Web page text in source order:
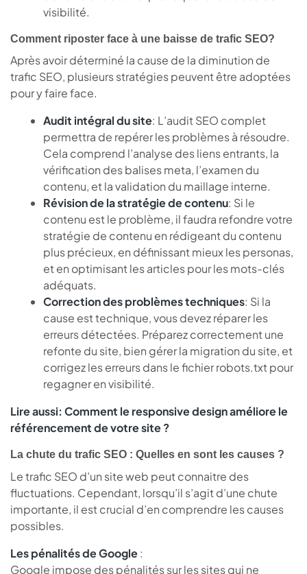
visibilité.
Comment riposter face à une baisse de trafic SEO?
Après avoir déterminé la cause de la diminution de
trafic SEO, plusieurs stratégies peuvent être adoptées
pour y faire face.
Audit intégral du site: L’audit SEO complet
permettra de repérer les problèmes à résoudre.
Cela comprend l’analyse des liens entrants, la
vérification des balises meta, l’examen du
contenu, et la validation du maillage interne.
Révision de la stratégie de contenu: Si le
contenu est le problème, il faudra refondre votre
stratégie de contenu en rédigeant du contenu
plus précieux, en définissant mieux les personas,
et en optimisant les articles pour les mots-clés
adéquats.
Correction des problèmes techniques: Si la
cause est technique, vous devez réparer les
erreurs détectées. Préparez correctement une
refonte du site, bien gérer la migration du site, et
corrigez les erreurs dans le fichier robots.txt pour
regagner en visibilité.
Lire aussi: Comment le responsive design améliore le
référencement de votre site ?
La chute du trafic SEO : Quelles en sont les causes ?
Le trafic SEO d’un site web peut connaitre des
fluctuations. Cependant, lorsqu’il s’agit d’une chute
importante, il est crucial d’en comprendre les causes
possibles.
Les pénalités de Google:
Google impose des pénalités sur les sites qui ne